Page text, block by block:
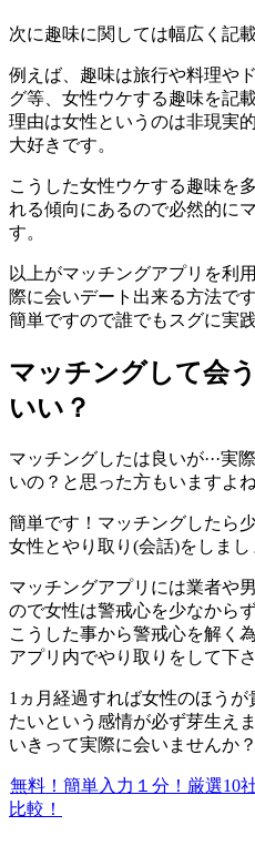
次に趣味に関しては幅広く記
例えば、趣味は旅行や料理や
グ等、女性ウケする趣味を記
理由は女性というのは非現実
大好きです。
こうした女性ウケする趣味を
れる傾向にあるので必然的に
す。
以上がマッチングアプリを利
際に会いデート出来る方法です
簡単ですので誰でもスグに実
マッチングして会
いい？
マッチングしたは良いが···実
いの？と思った方もいますよ
簡単です！マッチングしたら
女性とやり取り(会話)をしまし
マッチングアプリには業者や
ので女性は警戒心を少なから
こうした事から警戒心を解く
アプリ内でやり取りをして下さ
1ヵ月経過すれば女性のほう
たいという感情が必ず芽生え
いきって実際に会いませんか
無料！簡単入力１分！厳選10
比較！